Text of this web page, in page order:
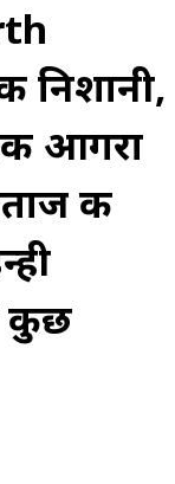
निशानी,
आगरा
की
कुछ